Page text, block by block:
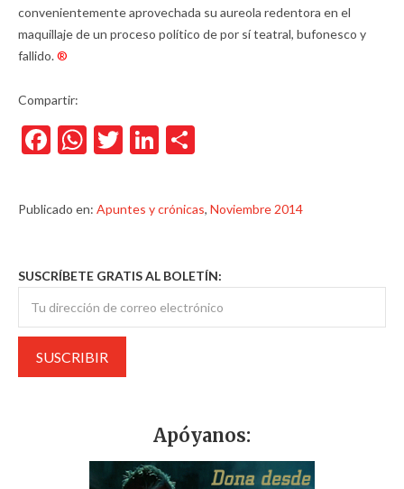
convenientemente aprovechada su aureola redentora en el
maquillaje de un proceso político de por sí teatral, bufonesco y
fallido.®
Compartir:
Facebook
WhatsApp
TwitterLinkedIn
Publicado en: Apuntes y crónicas, Noviembre 2014
SUSCRÍBETE GRATIS AL BOLETÍN:
Apóyanos: